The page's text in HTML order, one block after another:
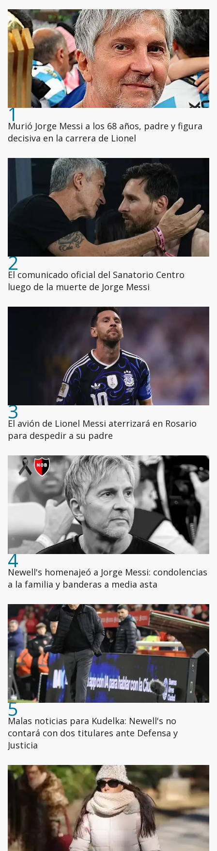
1
Murió Jorge Messi a los 68 años, padre y figura
decisiva en la carrera de Lionel
2
El comunicado oficial del Sanatorio Centro
luego de la muerte de Jorge Messi
3
El avión de Lionel Messi aterrizará en Rosario
para despedir a su padre
4
Newell's homenajeó a Jorge Messi: condolencias
a la familia y banderas a media asta
5
Malas noticias para Kudelka: Newell's no
contará con dos titulares ante Defensa y
Justicia